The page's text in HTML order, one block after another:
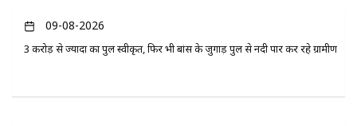
09-08-2026
3 करोड़ से ज्यादा का पुल स्वीकृत, फिर भी बांस के जुगाड़ पुल से नदी पार कर रहे ग्रामीण